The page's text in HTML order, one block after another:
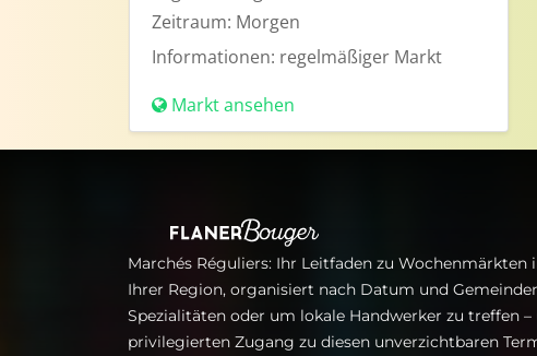
Zeitraum: Morgen
Informationen: regelmäßiger Markt
Markt ansehen
Marchés Réguliers: Ihr Leitfaden zu
Ihrer Region, organisiert nach Datum und
Spezialitäten oder um lokale Handwerker zu treffen
privilegierten Zugang zu diesen unverzichtbaren